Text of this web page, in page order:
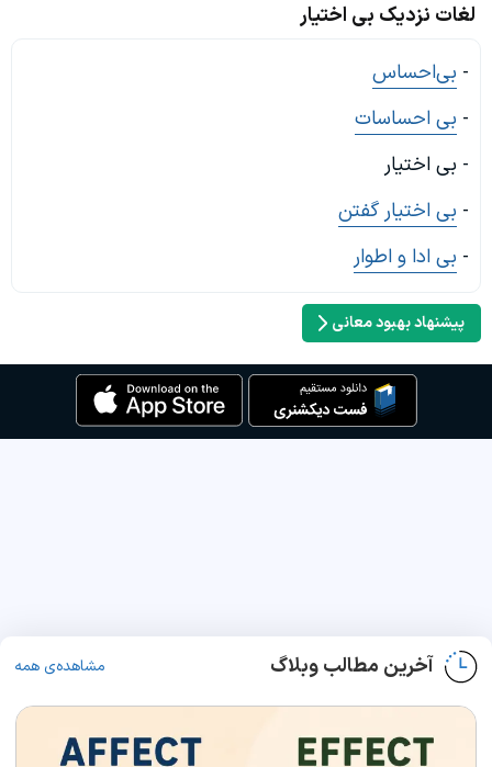
لغات نزدیک بی اختیار
- بی‌احساس
- بی احساسات
- بی اختیار
- بی اختیار گفتن
- بی ادا و اطوار
پیشنهاد بهبود معانی
آخرین مطالب وبلاگ مشاهده‌ی همه